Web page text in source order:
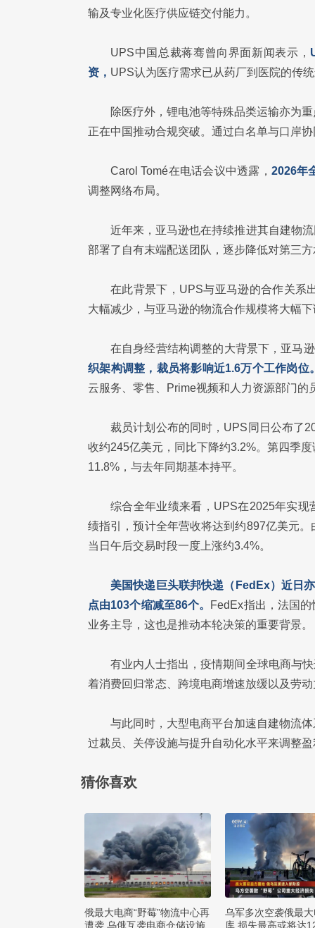
输及专业化医疗供应链交付能力。
UPS中国总裁蒋骞曾向界面新闻表示，
资， UPS认为医疗需求已从药厂到医院的传
除医疗外，锂电池等特殊品类运输亦为
正在中国推动合规突破。通过白名单与口岸
Carol Tomé在电话会议中透露， 2026年
调整网络布局。
近年来，亚马逊也在持续推进其自建物
部署了自有末端配送团队，逐步降低对第三
在此背景下，UPS与亚马逊的合作关系
大幅减少，与亚马逊的物流合作规模将大幅
在自身经营结构调整的大背景下，亚马
织架构调整，裁员将影响近1.6万个工作岗位
云服务、零售、Prime视频和人力资源部门的
裁员计划公布的同时，UPS同日公布了
收约245亿美元，同比下降约3.2%。第四季
11.8%，与去年同期基本持平。
综合全年业绩来看，UPS在2025年实
绩指引，预计全年营收将达到约897亿美元
当日午后交易时段一度上涨约3.4%。
美国快递巨头联邦快递（FedEx）近日
点由103个缩减至86个。 FedEx指出，法国
业务主导，这也是推动本轮决策的重要背景。
有业内人士指出，疫情期间全球电商与
着消费回归常态、跨境电商增速放缓以及劳
与此同时，大型电商平台加速自建物流
过裁员、关停设施与提升自动化水平来调整
猜你喜欢
俄最大电商“野莓”物流中心再
遭袭 乌俄互袭电商仓储设施
乌军多次空袭俄最
库 损失最高或将达